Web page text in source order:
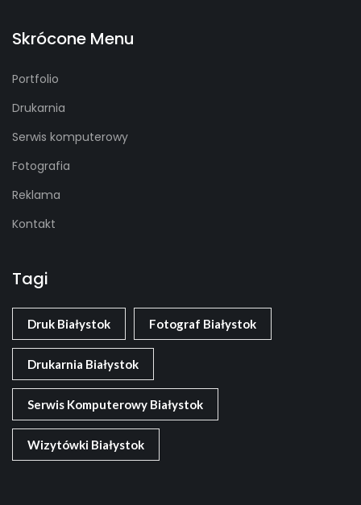
Skrócone Menu
Portfolio
Drukarnia
Serwis komputerowy
Fotografia
Reklama
Kontakt
Tagi
Druk Białystok Fotograf Białystok
Drukarnia Białystok
Serwis Komputerowy Białystok
Wizytówki Białystok